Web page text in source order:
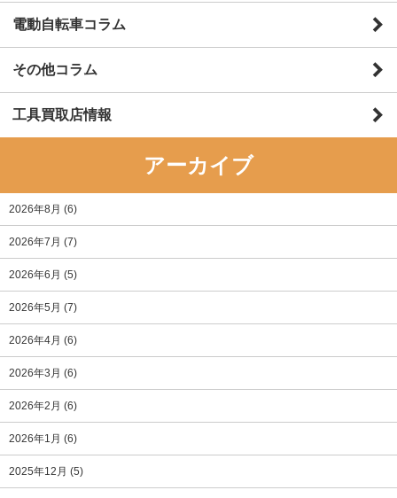
電動自転車コラム
その他コラム
工具買取店情報
アーカイブ
2026年8月 (6)
2026年7月 (7)
2026年6月 (5)
2026年5月 (7)
2026年4月 (6)
2026年3月 (6)
2026年2月 (6)
2026年1月 (6)
2025年12月 (5)